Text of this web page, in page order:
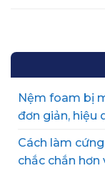
Nệm foam bị
đơn giản, hiệu
Cách làm
chắc chắn hơn